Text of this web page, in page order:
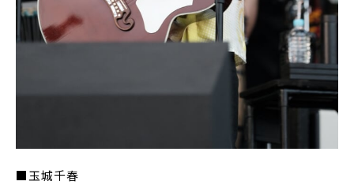
■玉城千春